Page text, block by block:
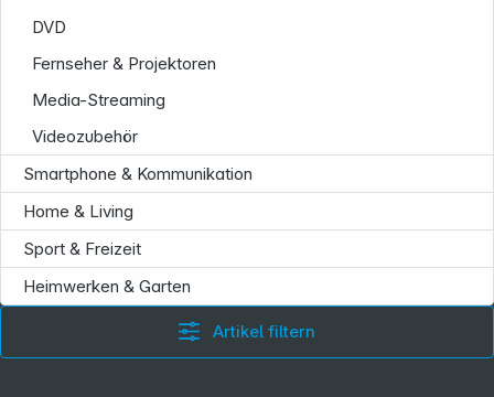
DVD
Fernseher & Projektoren
Media-Streaming
Videozubehör
Smartphone & Kommunikation
Home & Living
Sport & Freizeit
Heimwerken & Garten
Artikel filtern